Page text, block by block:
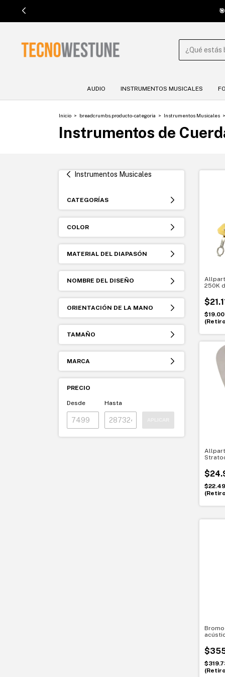
AUDIO INSTRUMENTOS MUSICALES
Inicio > breadcrumbs.producto-categoria > Instrumentos Musicales >
Instrumentos de
Instrumentos Musicales
CATEGORÍAS
COLOR
MATERIAL DEL DIAPASÓN
NOMBRE DEL DISEÑO
ORIENTACIÓN DE LA MANO
TAMAÑO
MARCA
PRECIO
Desde Hasta
250K